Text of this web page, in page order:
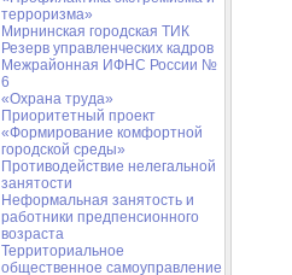
терроризма»
Мирнинская городская ТИК
Резерв управленческих кадров
Межрайонная ИФНС России №
6
«Охрана труда»
Приоритетный проект
«Формирование комфортной
городской среды»
Противодействие нелегальной
занятости
Неформальная занятость и
работники предпенсионного
возраста
Территориальное
общественное самоуправление